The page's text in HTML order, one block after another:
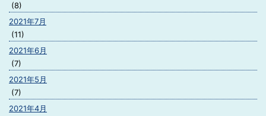
(8)
2021年7月
(11)
2021年6月
(7)
2021年5月
(7)
2021年4月